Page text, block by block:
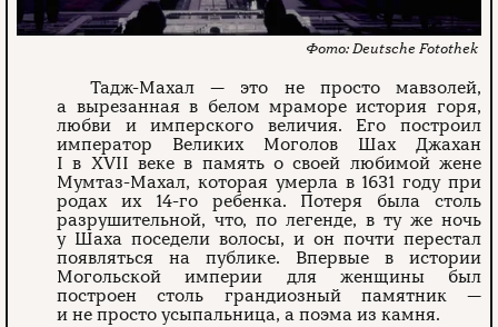
Deutsche Fotothek
Тадж-Махал — это не просто мавзолей,
а вырезанная в белом мраморе история горя,
любви и имперского величия. Его построил
император Великих Моголов Шах Джахан
I в XVII веке в память о своей любимой жене
Мумтаз-Махал, которая умерла в 1631 году при
родах их 14-го ребенка. Потеря была столь
разрушительной, что, по легенде, в ту же ночь
у Шаха поседели волосы, и он почти перестал
появляться на публике. Впервые в истории
Могольской империи для женщины был
построен столь грандиозный памятник —
и не просто усыпальница, а поэма из камня.